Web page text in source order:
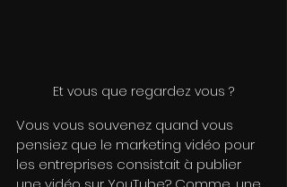
Et vous que regardez vous ?
Vous vous souvenez quand vous
pensiez que le marketing vidéo pour
les entreprises consistait à publier